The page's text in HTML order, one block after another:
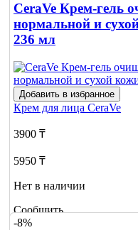
о наличии
CeraVe Крем-гель
нормальной и
236 мл
Добавить в избранное
Крем для лица CeraVe
3900 ₸
5950 ₸
Нет в наличии
Сообщить
о наличии
-8%